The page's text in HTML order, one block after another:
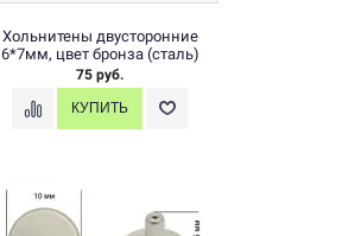
Хольнитены двусторонние
6*7мм, цвет бронза (сталь)
75 руб.